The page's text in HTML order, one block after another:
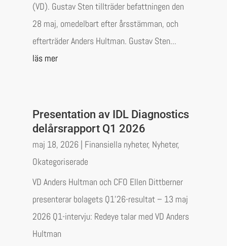
(VD). Gustav Sten tillträder befattningen den
28 maj, omedelbart efter årsstämman, och
efterträder Anders Hultman. Gustav Sten...
läs mer
Presentation av IDL Diagnostics
delårsrapport Q1 2026
maj 18, 2026| Finansiella nyheter, Nyheter,
Okategoriserade
VD Anders Hultman och CFO Ellen Dittberner
presenterar bolagets Q1’26-resultat – 13 maj
2026 Q1-intervju: Redeye talar med VD Anders
Hultman